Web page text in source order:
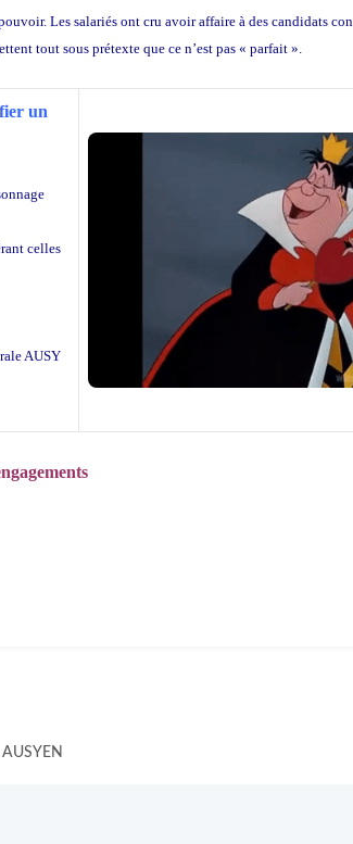
Les salariés ont cru avoir affaire à des candidats
tout sous prétexte que ce n’est pas « parfait ».
un
celles
AUSY